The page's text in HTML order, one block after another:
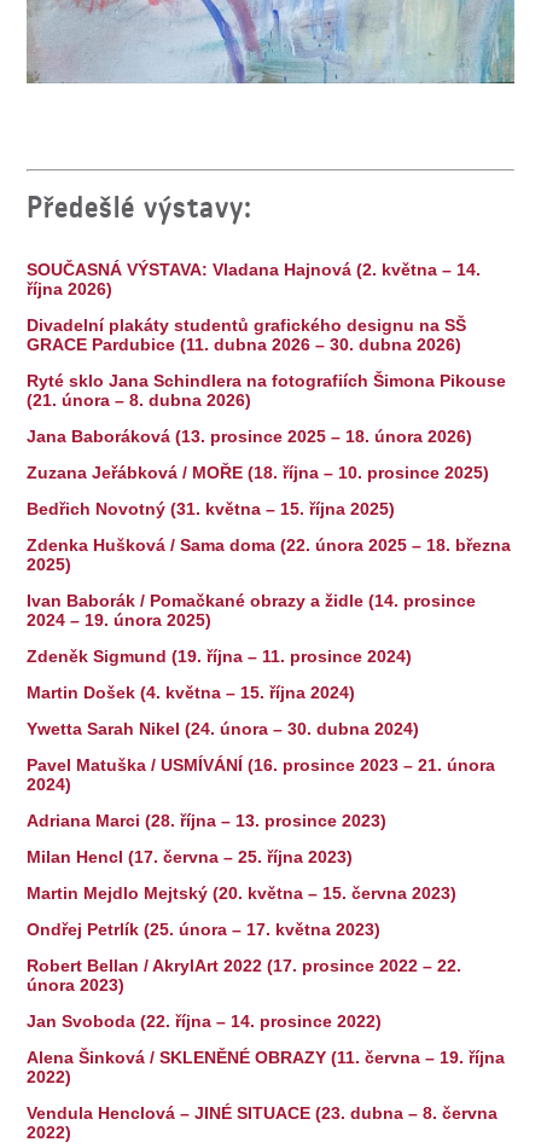
Předešlé výstavy:
SOUČASNÁ VÝSTAVA: Vladana Hajnová (2. května – 14.
října 2026)
Divadelní plakáty studentů grafického designu na SŠ
GRACE Pardubice (11. dubna 2026 – 30. dubna 2026)
Ryté sklo Jana Schindlera na fotografiích Šimona Pikouse
(21. února – 8. dubna 2026)
Jana Baboráková (13. prosince 2025 – 18. února 2026)
Zuzana Jeřábková / MOŘE (18. října – 10. prosince 2025)
Bedřich Novotný (31. května – 15. října 2025)
Zdenka Hušková / Sama doma (22. února 2025 – 18. března
2025)
Ivan Baborák / Pomačkané obrazy a židle (14. prosince
2024 – 19. února 2025)
Zdeněk Sigmund (19. října – 11. prosince 2024)
Martin Došek (4. května – 15. října 2024)
Ywetta Sarah Nikel (24. února – 30. dubna 2024)
Pavel Matuška / USMÍVÁNÍ (16. prosince 2023 – 21. února
2024)
Adriana Marci (28. října – 13. prosince 2023)
Milan Hencl (17. června – 25. října 2023)
Martin Mejdlo Mejtský (20. května – 15. června 2023)
Ondřej Petrlík (25. února – 17. května 2023)
Robert Bellan / AkrylArt 2022 (17. prosince 2022 – 22.
února 2023)
Jan Svoboda (22. října – 14. prosince 2022)
Alena Šinková / SKLENĚNÉ OBRAZY (11. června – 19. října
2022)
Vendula Henclová – JINÉ SITUACE (23. dubna – 8. června
2022)